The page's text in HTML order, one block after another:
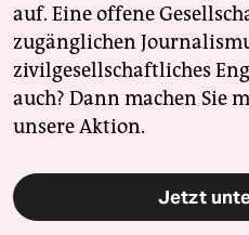
auf. Eine offene
zugänglichen
zivilgesellschaftliches
auch? Dann machen Sie
unsere Aktion.
Jetzt